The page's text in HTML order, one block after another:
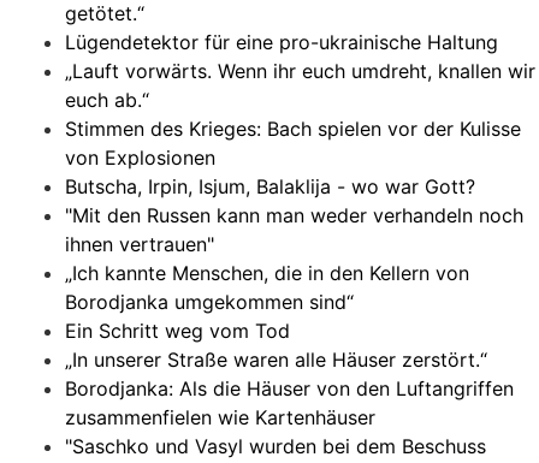
getötet.“
Lügendetektor für eine pro-ukrainische Haltung
„Lauft vorwärts. Wenn ihr euch umdreht, knallen wir
euch ab.“
Stimmen des Krieges: Bach spielen vor der Kulisse
von Explosionen
Butscha, Irpin, Isjum, Balaklija - wo war Gott?
"Mit den Russen kann man weder verhandeln noch
ihnen vertrauen"
„Ich kannte Menschen, die in den Kellern von
Borodjanka umgekommen sind“
Ein Schritt weg vom Tod
„In unserer Straße waren alle Häuser zerstört.“
Borodjanka: Als die Häuser von den Luftangriffen
zusammenfielen wie Kartenhäuser
"Saschko und Vasyl wurden bei dem Beschuss